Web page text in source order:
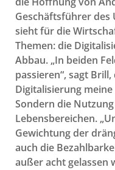
Geschäftsführer des
sieht für die
Themen: die
Abbau. „In beiden
passieren“, sagt
Digitalisierung
Sondern die
Lebensbereichen.
Gewichtung der
auch die
außer acht gelassen